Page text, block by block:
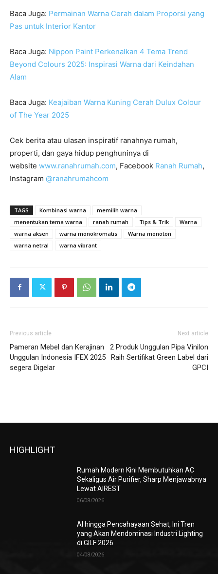
Baca Juga: Permainan Warna Cerah dalam Proporsi yang
Pas untuk Interior Kantor
Baca Juga: Nippon Paint Perkenalkan 4 Tema Trend
Beyond Colours 2025: Inspirasi Warna dari Keindahan
Alam
Baca Juga: Keajaiban Warna Kuning Cerah Dulux Colour
of The Year 2025
Cek berita atau ulasan inspiratif ranahnya rumah,
properti, dan gaya hidup penghuninya di
website www.ranahrumah.com, Facebook Ranah Rumah,
Instagram @ranahrumahcom
TAGS Kombinasi warna
memilih warna
menentukan tema warna
ranah rumah Tips & Trik
Warna
warna aksen
warna monokromatis
Warna monoton
warna netral
warna vibrant
Previous article
Pameran Mebel dan Kerajinan
Unggulan Indonesia IFEX 2025
segera Digelar
Next article
2 Produk Unggulan Pipa Vinilon
Raih Sertifikat Green Label dari
GPCI
HIGHLIGHT
Rumah Modern Kini Membutuhkan AC
Sekaligus Air Purifier, Sharp Menjawabnya
Lewat AIREST
06/08/2026
AI hingga Pencahayaan Sehat, Ini Tren
yang Akan Mendominasi Industri Lighting
di GILF 2026
04/08/2026